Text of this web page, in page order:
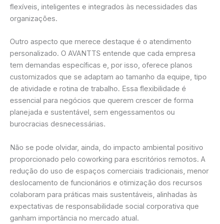
flexíveis, inteligentes e integrados às necessidades das
organizações.
Outro aspecto que merece destaque é o atendimento
personalizado. O AVANTTS entende que cada empresa
tem demandas específicas e, por isso, oferece planos
customizados que se adaptam ao tamanho da equipe, tipo
de atividade e rotina de trabalho. Essa flexibilidade é
essencial para negócios que querem crescer de forma
planejada e sustentável, sem engessamentos ou
burocracias desnecessárias.
Não se pode olvidar, ainda, do impacto ambiental positivo
proporcionado pelo coworking para escritórios remotos. A
redução do uso de espaços comerciais tradicionais, menor
deslocamento de funcionários e otimização dos recursos
colaboram para práticas mais sustentáveis, alinhadas às
expectativas de responsabilidade social corporativa que
ganham importância no mercado atual.